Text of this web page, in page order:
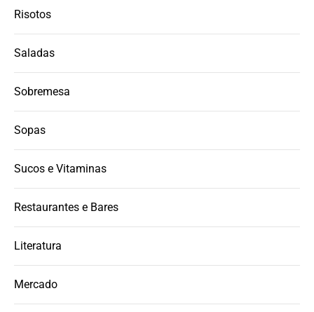
Risotos
Saladas
Sobremesa
Sopas
Sucos e Vitaminas
Restaurantes e Bares
Literatura
Mercado